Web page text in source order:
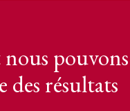
pouvons
des résultats